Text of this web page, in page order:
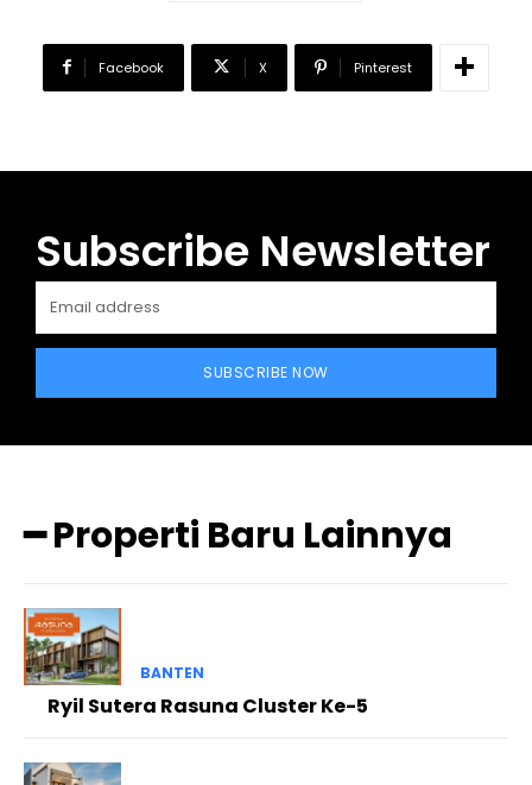
Facebook X Pinterest
Subscribe Newsletter
SUBSCRIBE NOW
━ Properti Baru Lainnya
BANTEN
Ryil Sutera Rasuna Cluster Ke-5